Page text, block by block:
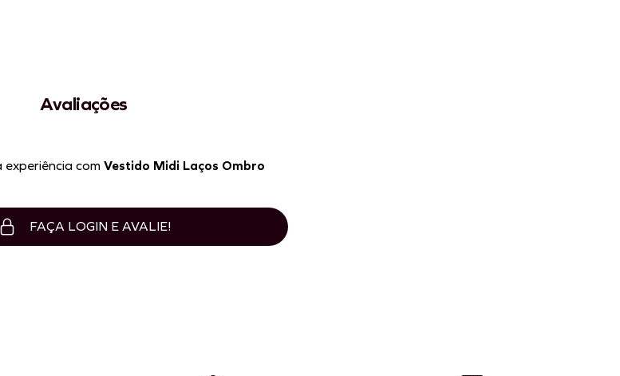
Avaliações
experiência com Vestido Midi Laços Ombro
FAÇA LOGIN E AVALIE!